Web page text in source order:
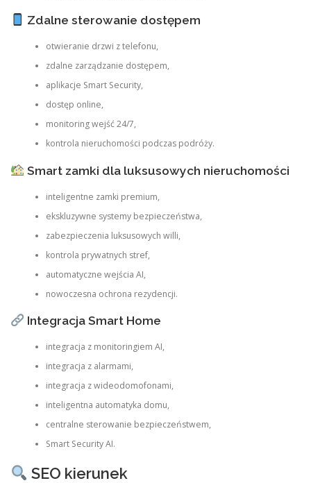
Zdalne sterowanie dostępem
otwieranie drzwi z telefonu,
zdalne zarządzanie dostępem,
aplikacje Smart Security,
dostęp online,
monitoring wejść 24/7,
kontrola nieruchomości podczas podróży.
Smart zamki dla luksusowych nieruchomości
inteligentne zamki premium,
ekskluzywne systemy bezpieczeństwa,
zabezpieczenia luksusowych willi,
kontrola prywatnych stref,
automatyczne wejścia AI,
nowoczesna ochrona rezydencji.
Integracja Smart Home
integracja z monitoringiem AI,
integracja z alarmami,
integracja z wideodomofonami,
inteligentna automatyka domu,
centralne sterowanie bezpieczeństwem,
Smart Security AI.
SEO kierunek